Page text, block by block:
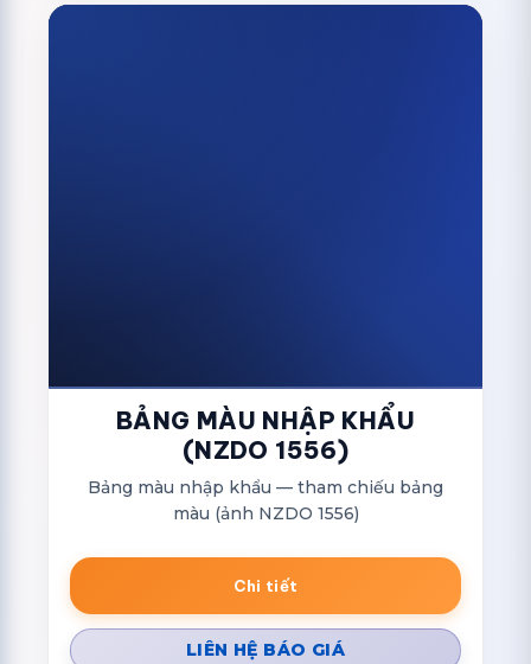
BẢNG MÀU NHẬP KHẨU
(NZDO 1556)
Bảng màu nhập khẩu — tham chiếu bảng
màu (ảnh NZDO 1556)
Chi tiết
LIÊN HỆ BÁO GIÁ